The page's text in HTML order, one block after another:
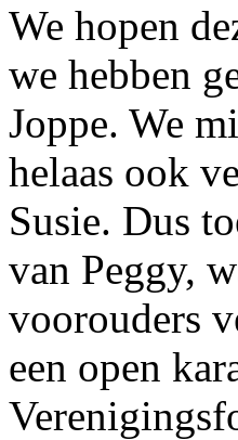
We hopen
we hebben
Joppe. We
helaas ook
Susie. Dus
van Peggy,
voorouders
een open